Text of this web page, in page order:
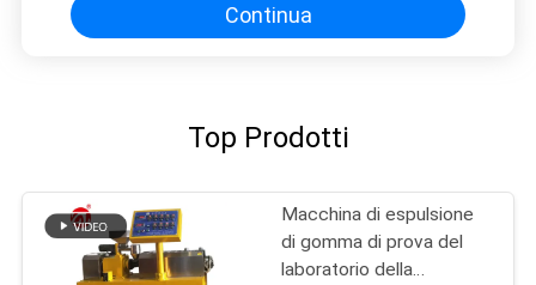
Continua
Top Prodotti
Macchina di espulsione
di gomma di prova del
laboratorio della